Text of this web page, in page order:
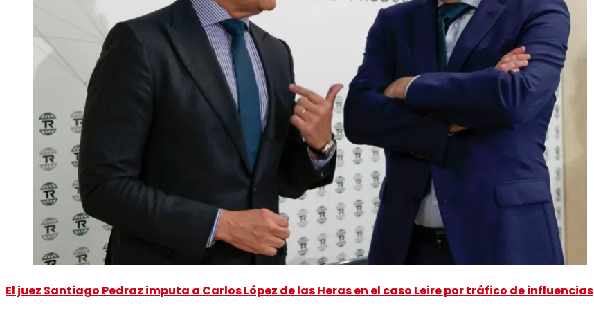
El juez Santiago Pedraz imputa a Carlos López de las Heras en el caso Leire por tráfico de influencias